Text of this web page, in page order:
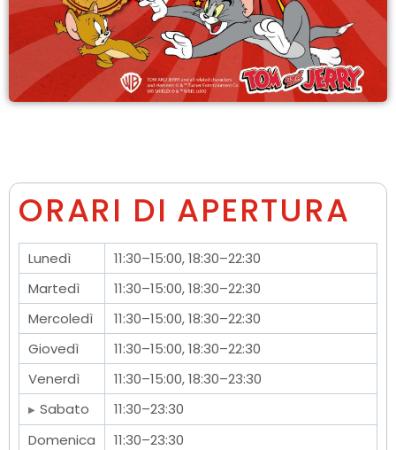
ORARI DI APERTURA
Lunedì
11:30–15:00, 18:30–22:30
Martedì
11:30–15:00, 18:30–22:30
Mercoledì
11:30–15:00, 18:30–22:30
Giovedì
11:30–15:00, 18:30–22:30
Venerdì
11:30–15:00, 18:30–23:30
Sabato
11:30–23:30
Domenica
11:30–23:30